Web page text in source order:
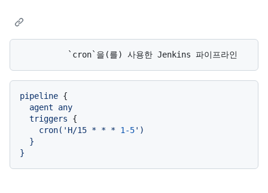
pipeline {
agent
any
triggers {
cron('H/15 * * * 1 -5')